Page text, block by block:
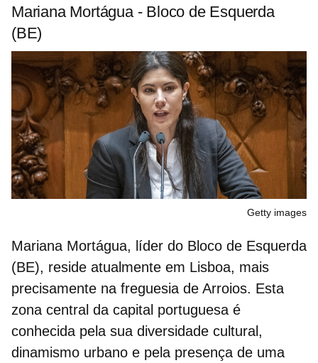
Mariana Mortágua - Bloco de Esquerda
(BE)
Getty images
Mariana Mortágua, líder do Bloco de Esquerda
(BE), reside atualmente em Lisboa, mais
precisamente na freguesia de Arroios. Esta
zona central da capital portuguesa é
conhecida pela sua diversidade cultural,
dinamismo urbano e pela presença de uma